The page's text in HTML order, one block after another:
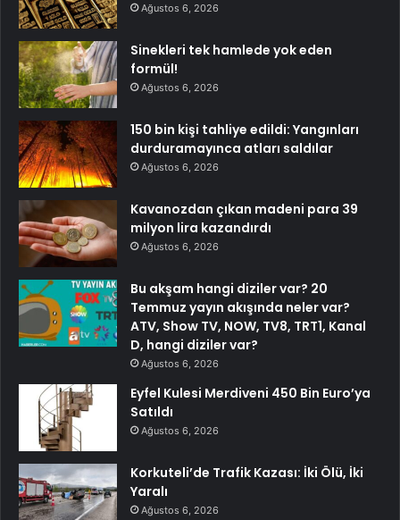
Ağustos 6, 2026
Sinekleri tek hamlede yok eden
formül!
Ağustos 6, 2026
150 bin kişi tahliye edildi: Yangınları
durduramayınca atları saldılar
Ağustos 6, 2026
Kavanozdan çıkan madeni para 39
milyon lira kazandırdı
Ağustos 6, 2026
Bu akşam hangi diziler var? 20
Temmuz yayın akışında neler var?
ATV, Show TV, NOW, TV8, TRT1, Kanal
D, hangi diziler var?
Ağustos 6, 2026
Eyfel Kulesi Merdiveni 450 Bin Euro’ya
Satıldı
Ağustos 6, 2026
Korkuteli’de Trafik Kazası: İki Ölü, İki
Yaralı
Ağustos 6, 2026